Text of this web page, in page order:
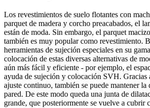
Los revestimientos de suelo flotantes con
parquet de madera y corcho preacabados, el
están de moda. Sin embargo, el parquet
también es muy popular como revestimiento.
herramientas de sujeción especiales en su
colocación de estas diversas alternativas de
aún más fácil y eficiente - por ejemplo, el
ayuda de sujeción y colocación SVH. Gracias
ajuste continuo, también se puede mantener la
pared. De este modo queda una junta de
grande, que posteriormente se vuelve a cubrir